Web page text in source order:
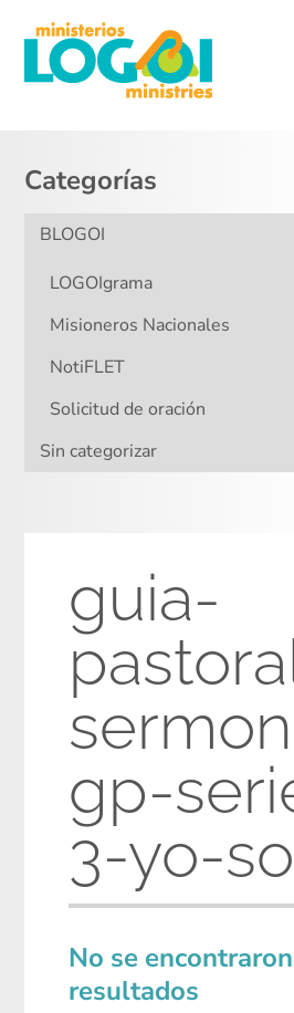
Categorías
BLOGOI
LOGOIgrama
Misioneros Nacionales
NotiFLET
Solicitud de oración
Sin categorizar
guia-
gp-
3-yo-
No se encontraron
resultados